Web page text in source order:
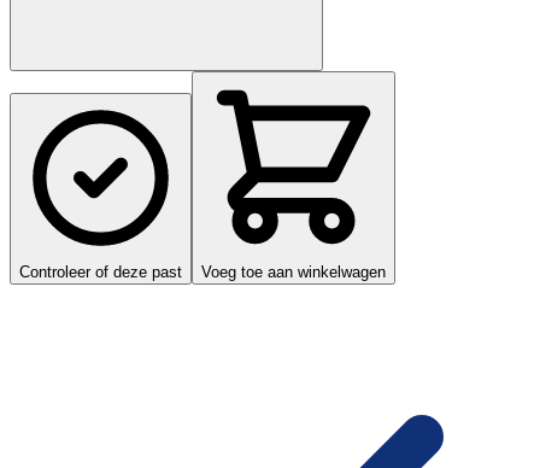
Controleer of deze past Voeg toe aan winkelwagen